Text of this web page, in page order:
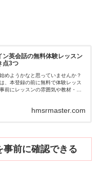
ン英会話の無料体験レッスン
点3つ
めようかなと思っていませんか？
、本登録の前に無料で体験レッス
前にレッスンの雰囲気や教材・講
をわかりやすく解説するので、ぜ
hmsrmaster.com
前に確認できる